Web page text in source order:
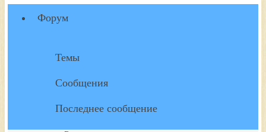
Форум
Темы
Сообщения
Последнее сообщение